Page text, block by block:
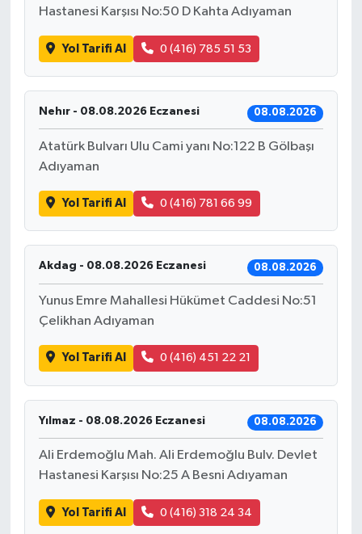
Hastanesi Karşısı No:50 D Kahta Adıyaman
Yol Tarifi Al 0 (416) 785 51 53
Nehır - 08.08.2026 Eczanesi 08.08.2026
Atatürk Bulvarı Ulu Cami yanı No:122 B Gölbaşı
Adıyaman
Yol Tarifi Al 0 (416) 781 66 99
Akdag - 08.08.2026 Eczanesi 08.08.2026
Yunus Emre Mahallesi Hükümet Caddesi No:51
Çelikhan Adıyaman
Yol Tarifi Al 0 (416) 451 22 21
Yılmaz - 08.08.2026 Eczanesi 08.08.2026
Ali Erdemoğlu Mah. Ali Erdemoğlu Bulv. Devlet
Hastanesi Karşısı No:25 A Besni Adıyaman
Yol Tarifi Al 0 (416) 318 24 34